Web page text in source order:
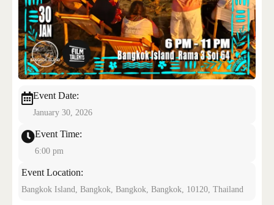
Event Date:
January 30, 2026
Event Time:
6:00 pm
Event Location:
Bangkok Island, Bangkok, Bangkok, Bangkok, 10120, Thailand